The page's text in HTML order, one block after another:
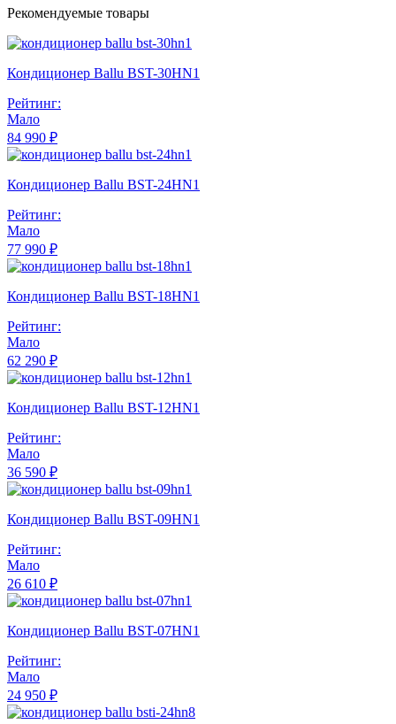
Рекомендуемые товары
Кондиционер Ballu BST-30HN1
Рейтинг:
Мало
84 990 ₽
Кондиционер Ballu BST-24HN1
Рейтинг:
Мало
77 990 ₽
Кондиционер Ballu BST-18HN1
Рейтинг:
Мало
62 290 ₽
Кондиционер Ballu BST-12HN1
Рейтинг:
Мало
36 590 ₽
Кондиционер Ballu BST-09HN1
Рейтинг:
Мало
26 610 ₽
Кондиционер Ballu BST-07HN1
Рейтинг:
Мало
24 950 ₽